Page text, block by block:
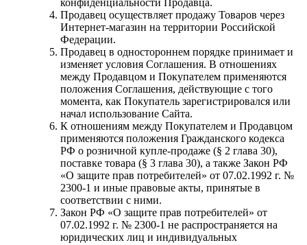
Продавец осуществляет продажу Товаров через
Интернет-магазин на территории Российской
Федерации.
Продавец в одностороннем порядке принимает и
изменяет условия Соглашения. В отношениях
между Продавцом и Покупателем применяются
положения Соглашения, действующие с того
момента, как Покупатель зарегистрировался или
начал использование Сайта.
К отношениям между Покупателем и Продавцом
применяются положения Гражданского кодекса
РФ о розничной купле-продаже (§ 2 глава 30),
поставке товара (§ 3 глава 30), а также Закон РФ
«О защите прав потребителей» от 07.02.1992 г. №
2300-1 и иные правовые акты, принятые в
соответствии с ними.
Закон РФ «О защите прав потребителей» от
07.02.1992 г. № 2300-1 не распространяется на
юридических лиц и индивидуальных